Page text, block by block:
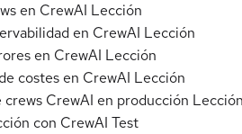
en CrewAI Lección
en CrewAI Lección
en CrewAI Lección
costes en CrewAI Lección
crews CrewAI en producción
con CrewAI Test